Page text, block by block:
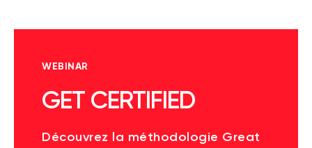
WEBINAR
GET CERTIFIED
Découvrez la méthodologie Great